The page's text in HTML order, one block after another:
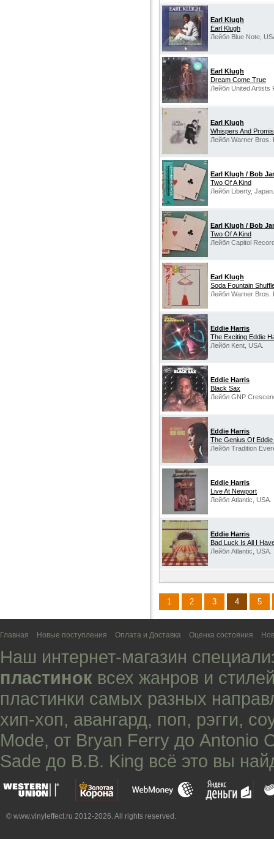
Earl Klugh
Earl Klugh
Лейбл Blue Note,
Earl Klugh
Dream Come True
Лейбл United Artists
Earl Klugh
Whispers And
Лейбл Warner Bros.
Earl Klugh / Bob
Two Of A Kind
Лейбл Liberty, Japan.
Earl Klugh / Bob
Two Of A Kind
Лейбл Capitol
Earl Klugh‎
Soda Fountain
Лейбл Warner Bros.
Eddie Harris
The Exciting Eddie
Лейбл Kent, USA.
Eddie Harris
Black Sax
Лейбл GNP
Eddie Harris
The Genius Of
Лейбл Tradition
Eddie Harris
Live At Newport
Лейбл Atlantic, USA.
Eddie Harris
Bad Luck Is All I
Лейбл Atlantic, USA.
1 2 3 4 5
Главная Новые поступления Оплата и Доставка Оценка состояния
Наш интернет-магазин
пластинок всех жанров и
пластинки самых разных
хип-хоп, авангард, поп, рэгги,
Mode, от Bryan Ferry до Antonio
Sade до B.B. King всё это вы
© www.vinyleffect.ru 2012-2026. All rights reserved.